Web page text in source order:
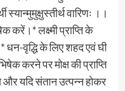
स्यान्मुमुक्षुस्तीर्थ वारिणः ।।
करें।* लक्ष्मी प्राप्ति के
वृद्धि के लिए शहद एवं घी
करने पर मोक्ष की प्राप्ति
और यदि संतान उत्पन्न होकर